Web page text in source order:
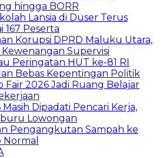
hingga BORR
Lansia di Duser Terus
167 Peserta
Korupsi DPRD Maluku Utara,
Supervisi
Peringatan HUT ke-81 RI
Bebas Kepentingan Politik
Fair 2026 Jadi Ruang Belajar
Dipadati Pencari Kerja,
Lowongan
Pengangkutan Sampah ke